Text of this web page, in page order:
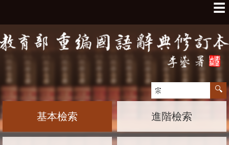
☰
基本檢索 進階檢索